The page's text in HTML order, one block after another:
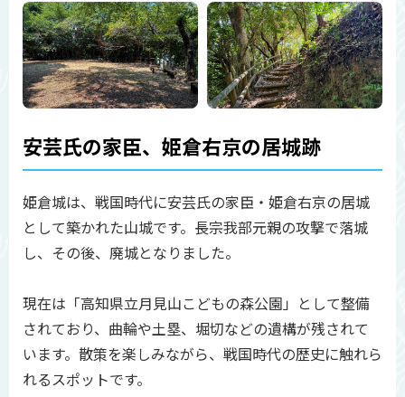
安芸氏の家臣、姫倉右京の居城跡
姫倉城は、戦国時代に安芸氏の家臣・姫倉右京の居城
として築かれた山城です。長宗我部元親の攻撃で落城
し、その後、廃城となりました。
現在は「高知県立月見山こどもの森公園」として整備
されており、曲輪や土塁、堀切などの遺構が残されて
います。散策を楽しみながら、戦国時代の歴史に触れら
れるスポットです。